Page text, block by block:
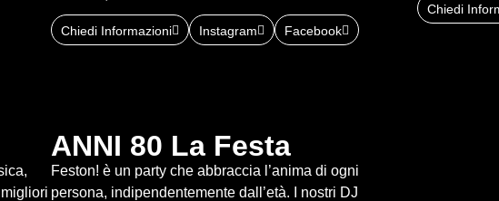
Chiedi Informazioni Instagram Facebook
Chiedi
ANNI 80 La Festa
Feston! è un party che abbraccia l’anima di ogni
persona, indipendentemente dall’età. I nostri DJ